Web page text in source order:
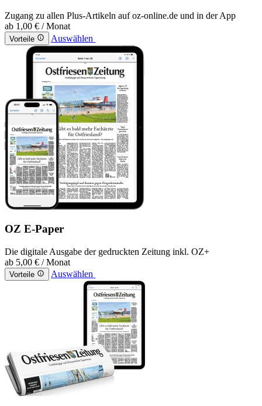
Zugang zu allen Plus-Artikeln auf oz-online.de und in der App
ab 1,00 € / Monat
Vorteile Auswählen
OZ E-Paper
Die digitale Ausgabe der gedruckten Zeitung inkl. OZ+
ab 5,00 € / Monat
Vorteile Auswählen